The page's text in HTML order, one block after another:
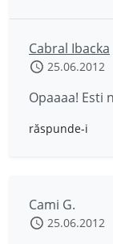
Cabral Ibacka
25.06.2012
Opaaaa! Esti
răspunde-i
Cami G.
25.06.2012